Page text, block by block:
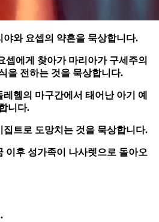
야와 요셉의 약혼을 묵상합니다.
셉에게 찾아가 마리아가 구세주의
을 전하는 것을 묵상합니다.
레헴의 마구간에서 태어난 아기 예
니다.
집트로 도망치는 것을 묵상합니다.
이후 성가족이 나사렛으로 돌아오